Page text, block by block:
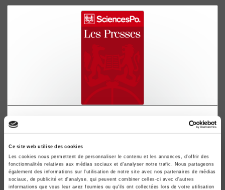
Ce site web utilise des cookies
Les cookies nous permettent de personnaliser le contenu et les annonces, d'offrir des
fonctionnalités relatives aux médias sociaux et d'analyser notre trafic. Nous partageons
également des informations sur l'utilisation de notre site avec nos partenaires de médias
sociaux, de publicité et d'analyse, qui peuvent combiner celles-ci avec d'autres
informations que vous leur avez fournies ou qu'ils ont collectées lors de votre utilisation
Les Etats-Unis et la révolution cubaine, 1959-
1964
Manuela Semidei